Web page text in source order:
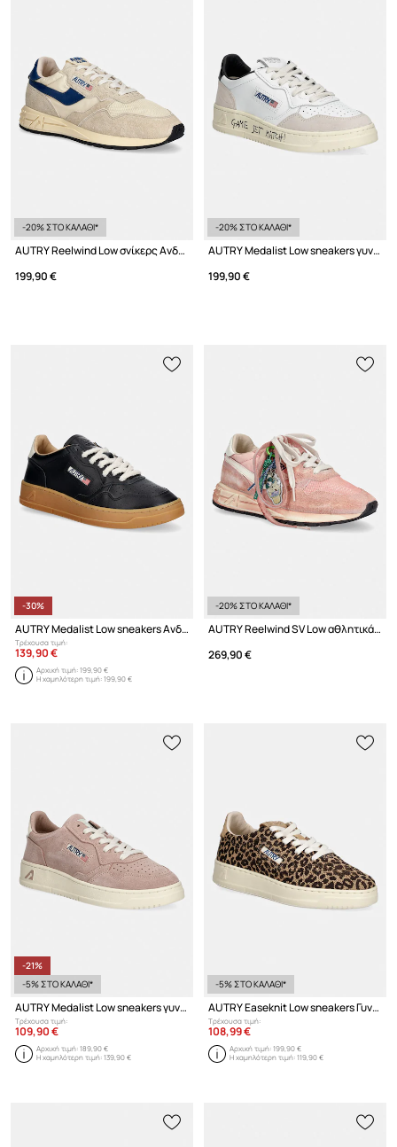
-20% ΣΤΟ ΚΑΛΑΘΙ*
AUTRY Reelwind Low σνίκερς Ανδρικά
199,90 €
-20% ΣΤΟ ΚΑΛΑΘΙ*
AUTRY Medalist Low sneakers γυναικεία δερμάτινες
199,90 €
-30%
AUTRY Medalist Low sneakers Ανδρικά δερμάτινα
Τρέχουσα τιμή:
139,90 €
Αρχική τιμή:199,90 €
Η χαμηλότερη τιμή:199,90 €
-20% ΣΤΟ ΚΑΛΑΘΙ*
AUTRY Reelwind SV Low αθλητικά γυναικεία
269,90 €
-21%
-5% ΣΤΟ ΚΑΛΑΘΙ*
AUTRY Medalist Low sneakers γυναικεία σουέτ
Τρέχουσα τιμή:
109,90 €
Αρχική τιμή:189,90 €
Η χαμηλότερη τιμή:139,90 €
-5% ΣΤΟ ΚΑΛΑΘΙ*
AUTRY Easeknit Low sneakers Γυναικεία
Τρέχουσα τιμή:
108,99 €
Αρχική τιμή:199,90 €
Η χαμηλότερη τιμή:119,90 €